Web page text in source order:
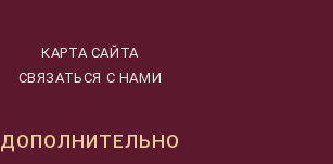
КАРТА САЙТА
СВЯЗАТЬСЯ С НАМИ
ДОПОЛНИТЕЛЬНО